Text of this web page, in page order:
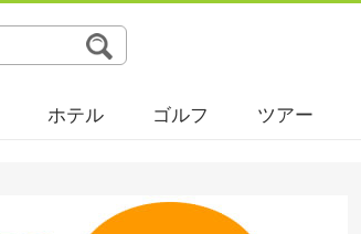
ホテル ゴルフ ツアー